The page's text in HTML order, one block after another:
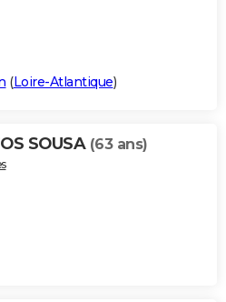
(Loire-Atlantique)
SOUSA (63 ans)